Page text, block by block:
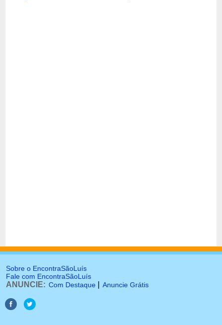
Sobre o EncontraSãoLuís
Fale com EncontraSãoLuís
ANUNCIE: Com Destaque Anuncie Grátis